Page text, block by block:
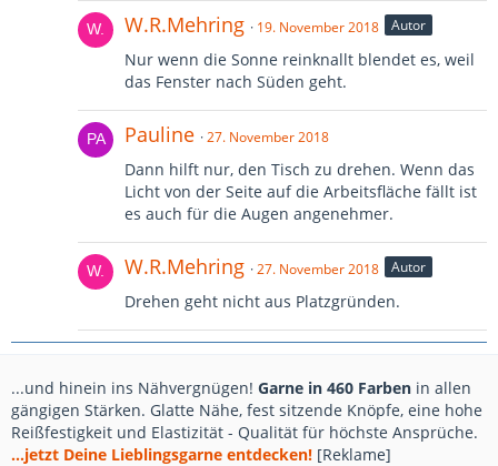
W.R.Mehring 19. November 2018 Autor
Nur wenn die Sonne reinknallt blendet es, weil
das Fenster nach Süden geht.
Pauline 27. November 2018
Dann hilft nur, den Tisch zu drehen. Wenn das
Licht von der Seite auf die Arbeitsfläche fällt ist
es auch für die Augen angenehmer.
W.R.Mehring 27. November 2018 Autor
Drehen geht nicht aus Platzgründen.
...und hinein ins Nähvergnügen! Garne in 460 Farben in allen
gängigen Stärken. Glatte Nähe, fest sitzende Knöpfe, eine hohe
Reißfestigkeit und Elastizität - Qualität für höchste Ansprüche.
...jetzt Deine Lieblingsgarne entdecken! [Reklame]